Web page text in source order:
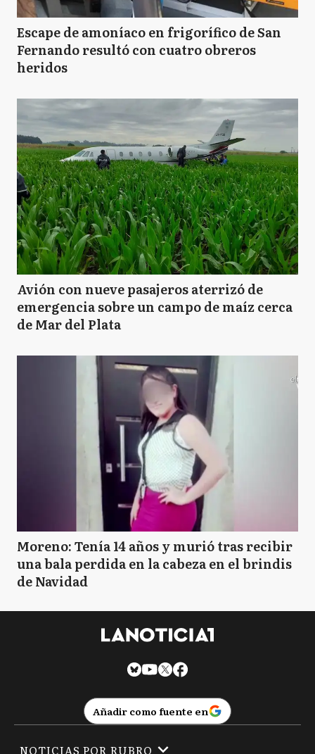
Escape de amoníaco en frigorífico de San
Fernando resultó con cuatro obreros
heridos
Avión con nueve pasajeros aterrizó de
emergencia sobre un campo de maíz cerca
de Mar del Plata
Moreno: Tenía 14 años y murió tras recibir
una bala perdida en la cabeza en el brindis
de Navidad
Añadir como fuente en
NOTICIAS POR RUBRO